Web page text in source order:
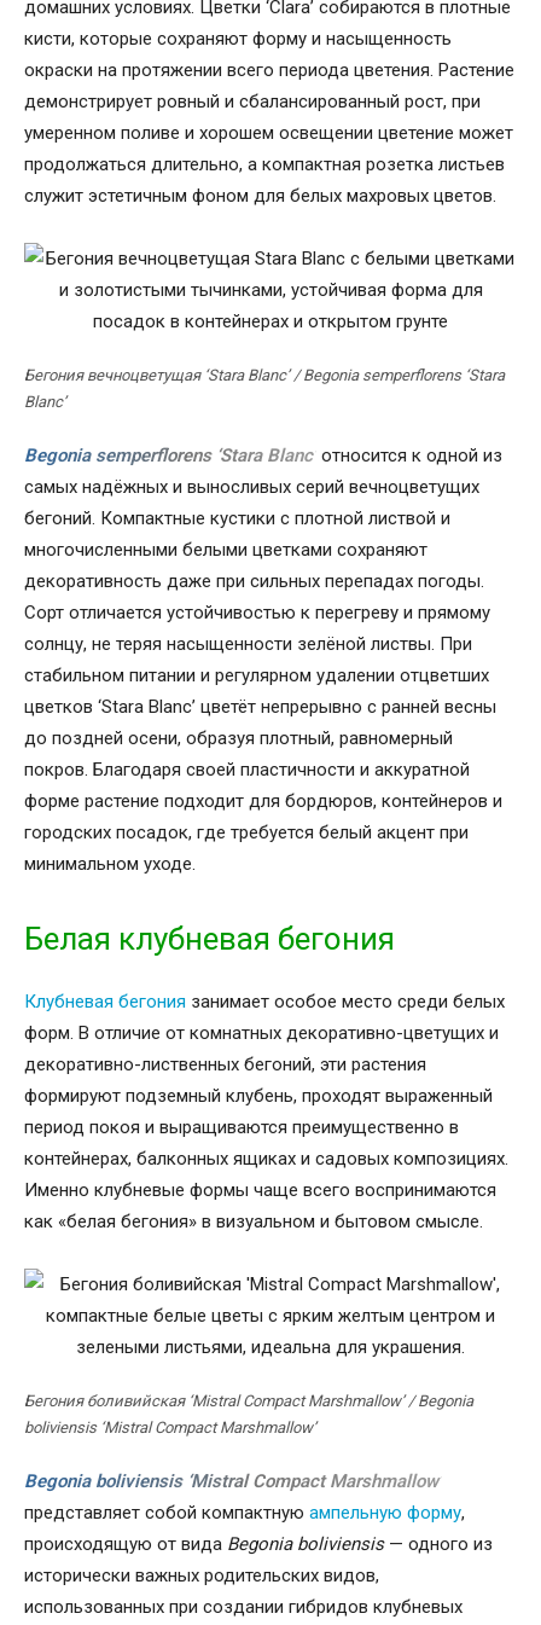
домашних условиях. Цветки ‘Clara’ собираются в плотные
кисти, которые сохраняют форму и насыщенность
окраски на протяжении всего периода цветения. Растение
демонстрирует ровный и сбалансированный рост, при
умеренном поливе и хорошем освещении цветение может
продолжаться длительно, а компактная розетка листьев
служит эстетичным фоном для белых махровых цветов.
Бегония вечноцветущая ‘Stara Blanc’ / Begonia semperflorens ‘Stara
Blanc’
Begonia semperflorens ‘Stara Blanc’ относится к одной из
самых надёжных и выносливых серий вечноцветущих
бегоний. Компактные кустики с плотной листвой и
многочисленными белыми цветками сохраняют
декоративность даже при сильных перепадах погоды.
Сорт отличается устойчивостью к перегреву и прямому
солнцу, не теряя насыщенности зелёной листвы. При
стабильном питании и регулярном удалении отцветших
цветков ‘Stara Blanc’ цветёт непрерывно с ранней весны
до поздней осени, образуя плотный, равномерный
покров. Благодаря своей пластичности и аккуратной
форме растение подходит для бордюров, контейнеров и
городских посадок, где требуется белый акцент при
минимальном уходе.
Белая клубневая бегония
Клубневая бегония занимает особое место среди белых
форм. В отличие от комнатных декоративно-цветущих и
декоративно-лиственных бегоний, эти растения
формируют подземный клубень, проходят выраженный
период покоя и выращиваются преимущественно в
контейнерах, балконных ящиках и садовых композициях.
Именно клубневые формы чаще всего воспринимаются
как «белая бегония» в визуальном и бытовом смысле.
Бегония боливийская ‘Mistral Compact Marshmallow’ / Begonia
boliviensis ‘Mistral Compact Marshmallow’
Begonia boliviensis ‘Mistral Compact Marshmallow’
представляет собой компактную ампельную форму,
происходящую от вида Begonia boliviensis— одного из
исторически важных родительских видов,
использованных при создании гибридов клубневых